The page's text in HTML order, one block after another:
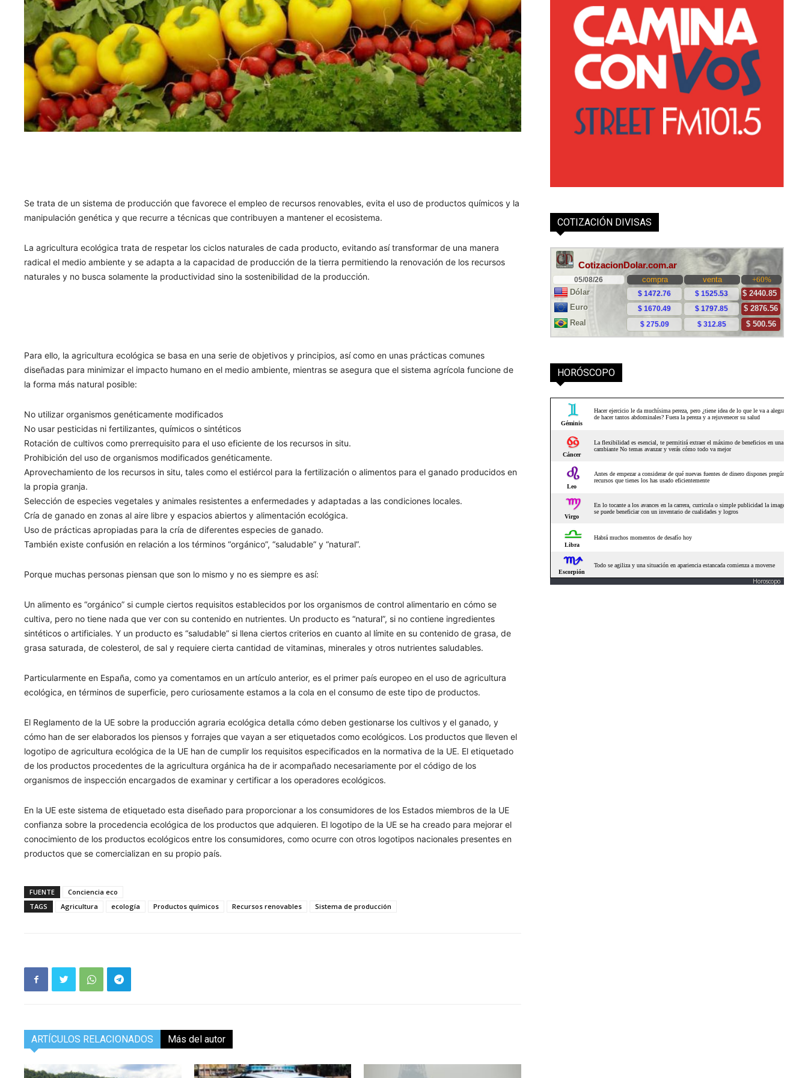
Se trata de un sistema de producción que favorece el empleo de recursos renovables, evita el uso de productos químicos y la
manipulación genética y que recurre a técnicas que contribuyen a mantener el ecosistema.
La agricultura ecológica trata de respetar los ciclos naturales de cada producto, evitando así transformar de una manera
radical el medio ambiente y se adapta a la capacidad de producción de la tierra permitiendo la renovación de los recursos
naturales y no busca solamente la productividad sino la sostenibilidad de la producción.
Para ello, la agricultura ecológica se basa en una serie de objetivos y principios, así como en unas prácticas comunes
diseñadas para minimizar el impacto humano en el medio ambiente, mientras se asegura que el sistema agrícola funcione de
la forma más natural posible:
No utilizar organismos genéticamente modificados
No usar pesticidas ni fertilizantes, químicos o sintéticos
Rotación de cultivos como prerrequisito para el uso eficiente de los recursos in situ.
Prohibición del uso de organismos modificados genéticamente.
Aprovechamiento de los recursos in situ, tales como el estiércol para la fertilización o alimentos para el ganado producidos en
la propia granja.
Selección de especies vegetales y animales resistentes a enfermedades y adaptadas a las condiciones locales.
Cría de ganado en zonas al aire libre y espacios abiertos y alimentación ecológica.
Uso de prácticas apropiadas para la cría de diferentes especies de ganado.
También existe confusión en relación a los términos “orgánico”, “saludable” y “natural”.
Porque muchas personas piensan que son lo mismo y no es siempre es así:
Un alimento es “orgánico” si cumple ciertos requisitos establecidos por los organismos de control alimentario en cómo se
cultiva, pero no tiene nada que ver con su contenido en nutrientes. Un producto es “natural”, si no contiene ingredientes
sintéticos o artificiales. Y un producto es “saludable” si llena ciertos criterios en cuanto al límite en su contenido de grasa, de
grasa saturada, de colesterol, de sal y requiere cierta cantidad de vitaminas, minerales y otros nutrientes saludables.
Particularmente en España, como ya comentamos en un artículo anterior, es el primer país europeo en el uso de agricultura
ecológica, en términos de superficie, pero curiosamente estamos a la cola en el consumo de este tipo de productos.
El Reglamento de la UE sobre la producción agraria ecológica detalla cómo deben gestionarse los cultivos y el ganado, y
cómo han de ser elaborados los piensos y forrajes que vayan a ser etiquetados como ecológicos. Los productos que lleven el
logotipo de agricultura ecológica de la UE han de cumplir los requisitos especificados en la normativa de la UE. El etiquetado
de los productos procedentes de la agricultura orgánica ha de ir acompañado necesariamente por el código de los
organismos de inspección encargados de examinar y certificar a los operadores ecológicos.
En la UE este sistema de etiquetado esta diseñado para proporcionar a los consumidores de los Estados miembros de la UE
confianza sobre la procedencia ecológica de los productos que adquieren. El logotipo de la UE se ha creado para mejorar el
conocimiento de los productos ecológicos entre los consumidores, como ocurre con otros logotipos nacionales presentes en
productos que se comercializan en su propio país.
FUENTE
Conciencia eco
TAGS
Agricultura ecología Productos químicos Recursos renovables Sistema de producción
ARTÍCULOS RELACIONADOS Más del autor
COTIZACIÓN DIVISAS
HORÓSCOPO
Horoscopo